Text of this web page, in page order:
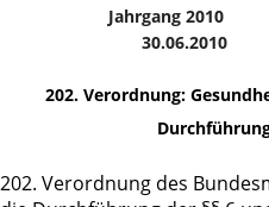
Jahrgang 2010
30.06.2010
202. Verordnung:
202. Verordnung des